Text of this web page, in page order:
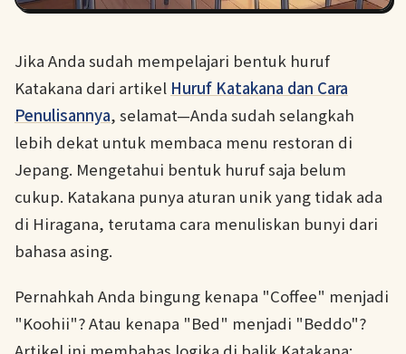
Jika Anda sudah mempelajari bentuk huruf
Katakana dari artikel Huruf Katakana dan Cara
Penulisannya, selamat—Anda sudah selangkah
lebih dekat untuk membaca menu restoran di
Jepang. Mengetahui bentuk huruf saja belum
cukup. Katakana punya aturan unik yang tidak ada
di Hiragana, terutama cara menuliskan bunyi dari
bahasa asing.
Pernahkah Anda bingung kenapa "Coffee" menjadi
"Koohii"? Atau kenapa "Bed" menjadi "Beddo"?